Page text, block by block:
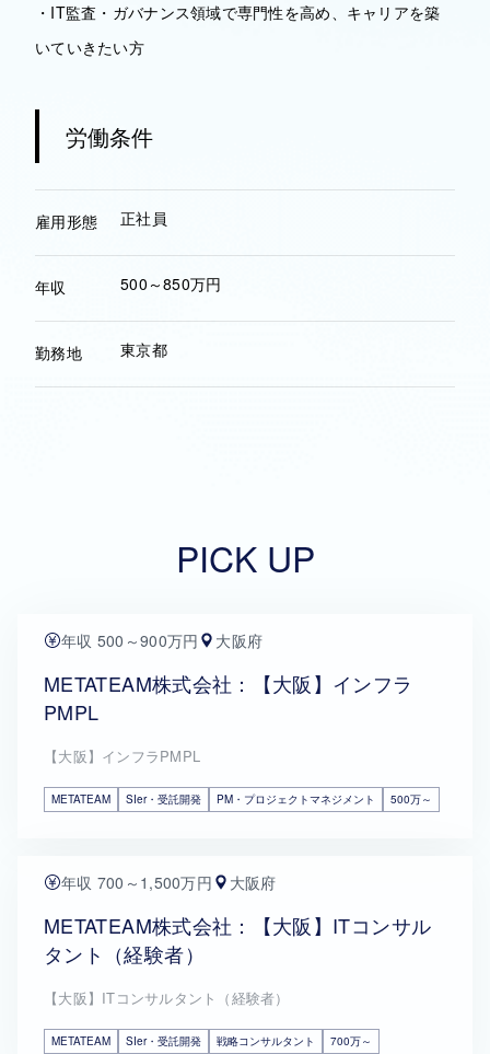
・IT監査・ガバナンス領域で専門性を高め、キャリアを築
いていきたい方
労働条件
雇用形態 正社員
年収 500～850万円
勤務地 東京都
PICK UP
年収 500～900万円 大阪府
METATEAM株式会社：【大阪】インフラ
PMPL
【大阪】インフラPMPL
METATEAM SIer・受託開発 PM・プロジェクトマネジメント 500万～
年収 700～1,500万円 大阪府
METATEAM株式会社：【大阪】ITコンサル
タント（経験者）
【大阪】ITコンサルタント（経験者）
METATEAM SIer・受託開発 戦略コンサルタント 700万～